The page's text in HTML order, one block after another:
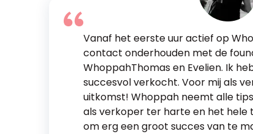
Vanaf het eerste uur actief op
contact onderhouden met de
WhoppahThomas en Evelien. Ik
succesvol verkocht. Voor mij als
uitkomst! Whoppah neemt alle
als verkoper ter harte en het hele
om erg een groot succes van te